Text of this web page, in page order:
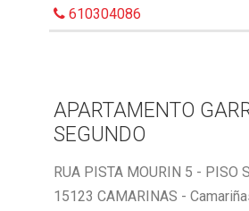
610304086
APARTAMENTO
SEGUNDO
RUA PISTA MOURIN 5 - PISO
15123 CAMARINAS -